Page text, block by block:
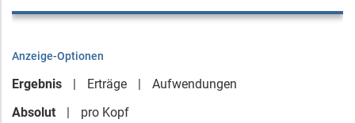
Anzeige-Optionen
Ergebnis Erträge
Aufwendungen
Absolut
pro Kopf